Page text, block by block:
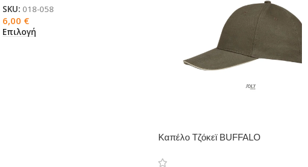
SKU: 018-058
6,00 €
Επιλογή
Καπέλο Τζόκεϊ BUFFALO